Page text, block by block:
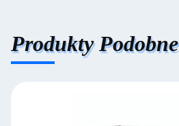
Produkty Podobne